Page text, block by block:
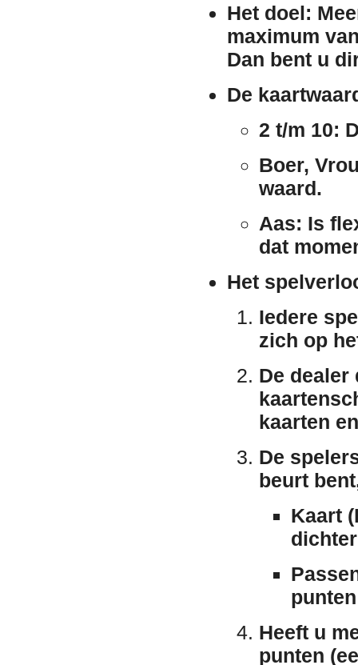
Het doel:
maximum
Dan bent u
De
2 t/m 10:
Boer,
waard.
Aas: Is
dat
Het
Iedere
zich op
De dealer
kaarten
De
beurt
Kaart
Heeft u
punten